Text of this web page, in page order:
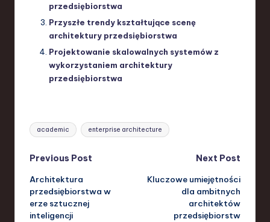
przedsiębiorstwa
Przyszłe trendy kształtujące scenę
architektury przedsiębiorstwa
Projektowanie skalowalnych systemów z
wykorzystaniem architektury
przedsiębiorstwa
Tags:
academic enterprise architecture
Post
navigation
Previous Post
Architektura
przedsiębiorstwa w
erze sztucznej
inteligencji
Next Post
Kluczowe umiejętności
dla ambitnych
architektów
przedsiębiorstw